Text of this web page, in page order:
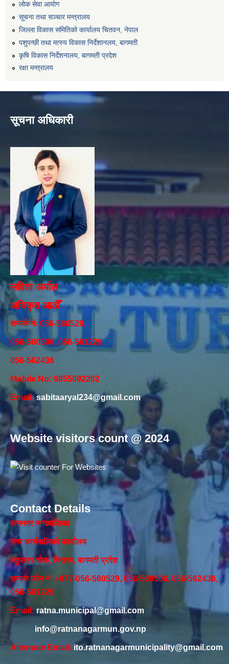
लोक सेवा आयोग
सूचना तथा सञ्चार मन्त्रालय
जिल्ला विकास समितिको कार्यालय चितवन, नेपाल
पशुपन्छी तथा मत्स्य विकास निर्देशानलय, बागमती
कृषि विकास निर्देशनालय, बागमती प्रदेश
रक्षा मन्त्रालय
सूचना अधिकारी
सविता अर्याल
अधिकृत आठौँ
सम्पर्क नंः 056-560529,
056-560506, 056-561229,
056-562436
Mobile No: 9855092202
Email:sabitaaryal234@gmail.com
Website visitors count @ 2024
Contact Details
रत्ननगर नगरपालिका
नगर कार्यपालिकाे कार्यालय‍
बकुलहर चोक, चितवन, बागमती प्रदेश
सम्पर्क फोन नं: +977-056-560529, 056-560506, 056-562436,
056-561229
Email:ratna.municipal@gmail.com
info@ratnanagarmun.gov.np
Alternate Email: ito.ratnanagarmunicipality@gmail.com